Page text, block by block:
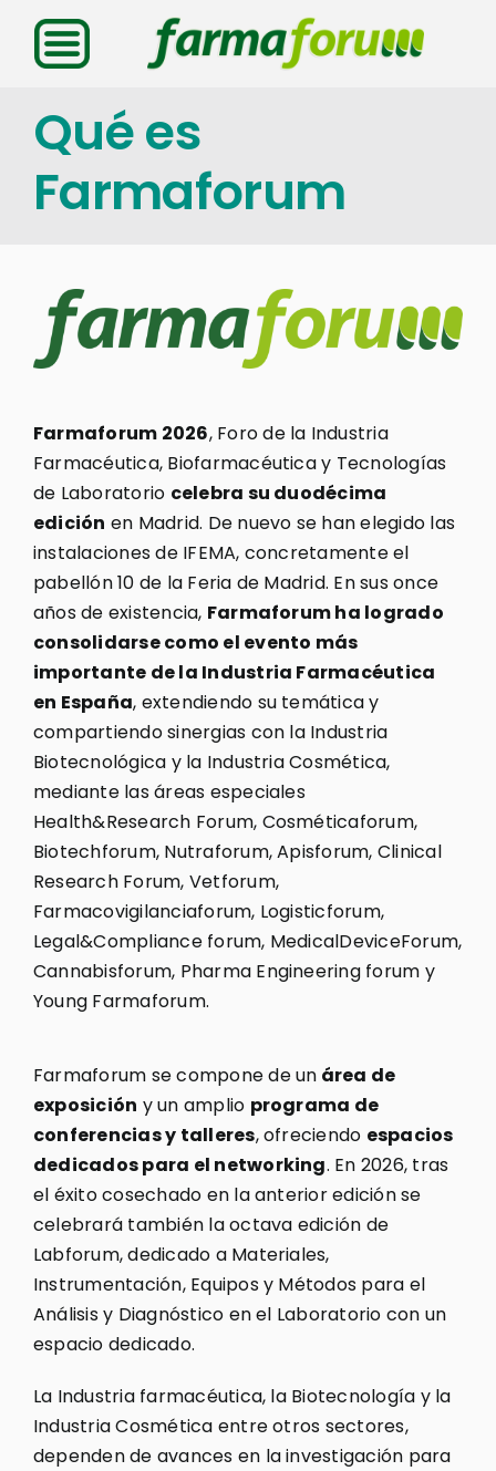
Saltar
contenido
Qué es
Farmaforum
Farmaforum 2026, Foro de la Industria
Farmacéutica, Biofarmacéutica y Tecnologías
de Laboratorio celebra su duodécima
edición en Madrid. De nuevo se han elegido las
instalaciones de IFEMA, concretamente el
pabellón 10 de la Feria de Madrid. En sus once
años de existencia, Farmaforum ha logrado
consolidarse como el evento más
importante de la Industria Farmacéutica
en España, extendiendo su temática y
compartiendo sinergias con la Industria
Biotecnológica y la Industria Cosmética,
mediante las áreas especiales
Health&Research Forum, Cosméticaforum,
Biotechforum, Nutraforum, Apisforum, Clinical
Research Forum, Vetforum,
Farmacovigilanciaforum, Logisticforum,
Legal&Compliance forum, MedicalDeviceForum,
Cannabisforum, Pharma Engineering forum y
Young Farmaforum.
Farmaforum se compone de un área de
exposición y un amplio programa de
conferencias y talleres, ofreciendo espacios
dedicados para el networking. En 2026, tras
el éxito cosechado en la anterior edición se
celebrará también la octava edición de
Labforum, dedicado a Materiales,
Instrumentación, Equipos y Métodos para el
Análisis y Diagnóstico en el Laboratorio con un
espacio dedicado.
La Industria farmacéutica, la Biotecnología y la
Industria Cosmética entre otros sectores,
dependen de avances en la investigación para